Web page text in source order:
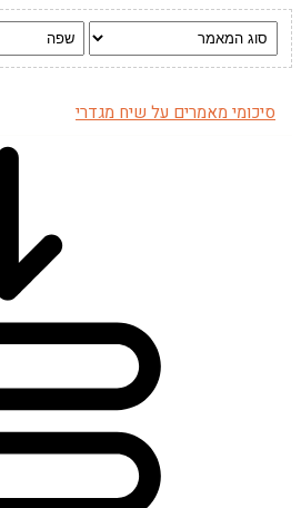
סיכומי מאמרים על שיח מגדרי